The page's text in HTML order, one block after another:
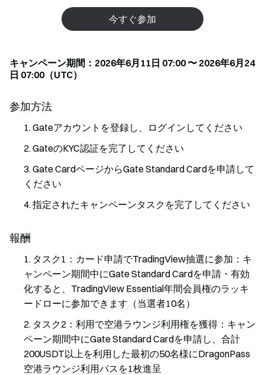
今すぐ参加
キャンペーン期間：2026年6月11日 07:00 〜 2026年6月24
日 07:00（UTC）
参加方法
Gateアカウントを登録し、ログインしてください
GateのKYC認証を完了してください
Gate CardページからGate Standard Cardを申請して
ください
指定されたキャンペーンタスクを完了してください
報酬
タスク1：カード申請でTradingView抽選に参加：キ
ャンペーン期間中にGate Standard Cardを申請・有効
化すると、TradingView Essential年間会員権のラッキ
ードローに参加できます（当選者10名）
タスク2：利用で空港ラウンジ利用権を獲得：キャン
ペーン期間中にGate Standard Cardを申請し、合計
200USDT以上を利用した最初の50名様にDragonPass
空港ラウンジ利用パスを1枚進呈